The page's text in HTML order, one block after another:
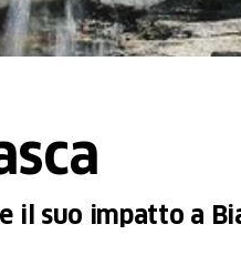
il suo impatto a